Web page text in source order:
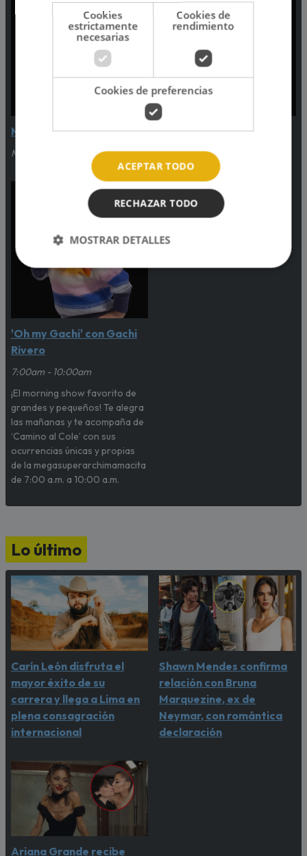
Música Continuada
Media noche - 6:00am
'Despierta Planetario'
6:00am - 7:00am
'Oh my Gachi' con Gachi
Rivero
7:00am - 10:00am
¡El morning show favorito de
grandes y pequeños! Te alegra
las mañanas y te acompaña de
‘Camino al Cole’ con sus
ocurrencias únicas y propias
de la megasuperarchimamacita
de 7:00 a.m. a 10:00 a.m.
Lo último
Carín León disfruta el
mayor éxito de su
carrera y llega a Lima en
plena consagración
internacional
Shawn Mendes confirma
relación con Bruna
Marquezine, ex de
Neymar, con romántica
declaración
Ariana Grande recibe
Cookies
estrictamente
necesarias
Cookies de
rendimiento
Cookies de preferencias
ACEPTAR TODO
RECHAZAR TODO
MOSTRAR DETALLES